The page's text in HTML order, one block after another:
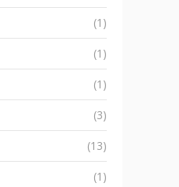
(1)
(1)
(1)
(3)
(13)
(1)